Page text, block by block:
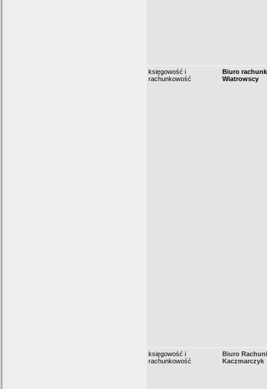
księgowość i
rachunkowość
Biuro
Wiatrowscy
księgowość i
rachunkowość
Biuro
Kaczmarczyk